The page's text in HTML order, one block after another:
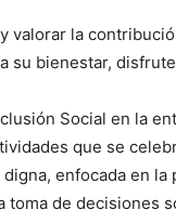
valorar la
su bienestar,
Social en la
que se
enfocada en
toma de decisiones